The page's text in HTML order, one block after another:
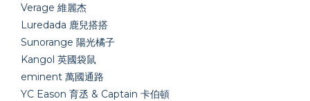
Verage 維麗杰
Luredada 鹿兒搭搭
Sunorange 陽光橘子
Kangol 英國袋鼠
eminent 萬國通路
YC Eason 育丞 & Captain 卡伯頓